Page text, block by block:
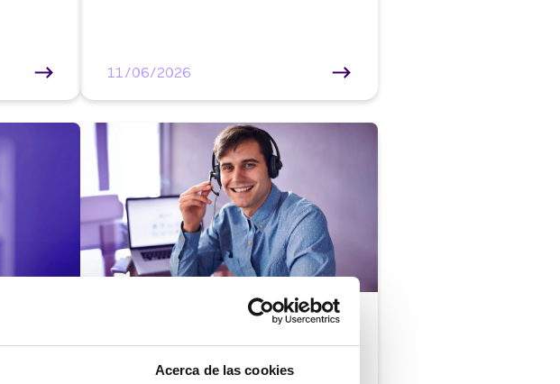
Acerca de las cookies
11/06/2026
Cómo comprobar si tu